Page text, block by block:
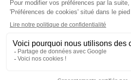
INFORMATIONS